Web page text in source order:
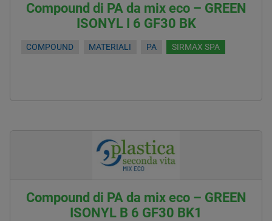
Compound di PA da mix eco – GREEN
ISONYL I 6 GF30 BK
COMPOUND MATERIALI PA SIRMAX SPA
Compound di PA da mix eco – GREEN
ISONYL B 6 GF30 BK1